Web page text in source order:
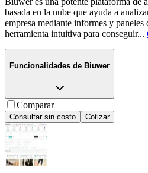
basada en la nube que ayuda a
empresa mediante informes y
herramienta intuitiva para conseguir...
Funcionalidades de Biuwer
Comparar
Consultar sin costo Cotizar